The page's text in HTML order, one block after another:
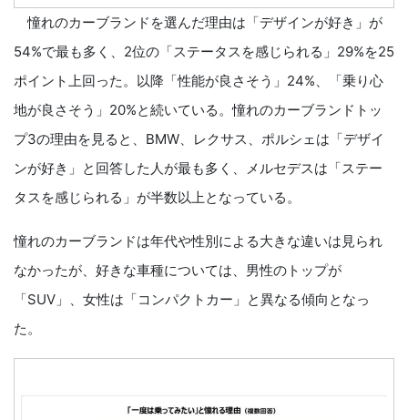
憧れのカーブランドを選んだ理由は「デザインが好き」が
54%で最も多く、2位の「ステータスを感じられる」29%を25
ポイント上回った。以降「性能が良さそう」24%、「乗り心
地が良さそう」20%と続いている。憧れのカーブランドトッ
プ3の理由を見ると、BMW、レクサス、ポルシェは「デザイ
ンが好き」と回答した人が最も多く、メルセデスは「ステー
タスを感じられる」が半数以上となっている。
憧れのカーブランドは年代や性別による大きな違いは見られ
なかったが、好きな車種については、男性のトップが
「SUV」、女性は「コンパクトカー」と異なる傾向となっ
た。